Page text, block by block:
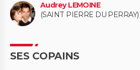
Audrey LEMOINE
(SAINT PIERRE DU PERRAY)
SES COPAINS